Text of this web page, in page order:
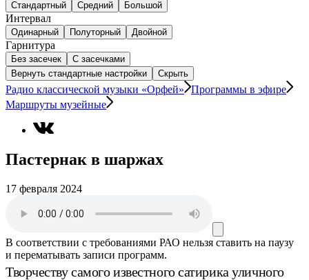
Стандартный Средний Большой
Интервал
Одинарный Полуторный Двойной
Гарнитура
Без засечек
С засечками
Вернуть стандартные настройки
Скрыть
Радио классической музыки «Орфей»
Программы в эфире
Маршруты музейные
Пастернак в шаржах
17 февраля 2024
В соответствии с требованиями РАО нельзя ставить на паузу
и перематывать записи программ.
Творчеству самого известного сатирика уличного